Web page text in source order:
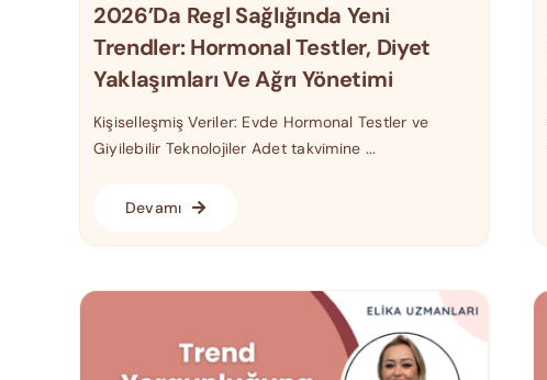
2026’da Regl Sağlığında Yeni
Trendler: Hormonal Testler, Diyet
Yaklaşımları Ve Ağrı Yönetimi
Kişiselleşmiş Veriler: Evde Hormonal Testler ve
Giyilebilir Teknolojiler Adet takvimine ...
Devamı